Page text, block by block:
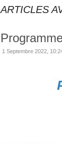
ARTICLES
1 Septembre 2022,